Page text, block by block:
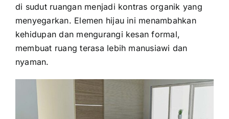
di sudut ruangan menjadi kontras organik yang
menyegarkan. Elemen hijau ini menambahkan
kehidupan dan mengurangi kesan formal,
membuat ruang terasa lebih manusiawi dan
nyaman.